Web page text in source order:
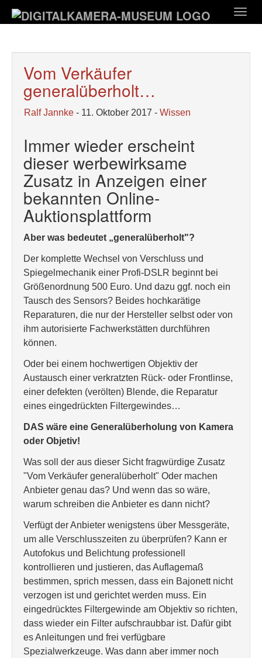
Hauptinhalt
Vom Verkäufer
generalüberholt…
Ralf Jannke - 11. Oktober 2017 - Wissen
Immer wieder erscheint
dieser werbewirksame
Zusatz in Anzeigen einer
bekannten Online-
Auktionsplattform
Aber was bedeutet „generalüberholt"?
Der komplette Wechsel von Verschluss und
Spiegelmechanik einer Profi-DSLR beginnt bei
Größenordnung 500 Euro. Und dazu ggf. noch ein
Tausch des Sensors? Beides hochkarätige
Reparaturen, die nur der Hersteller selbst oder von
ihm autorisierte Fachwerkstätten durchführen
können.
Oder bei einem hochwertigen Objektiv der
Austausch einer verkratzten Rück- oder Frontlinse,
einer defekten (verölten) Blende, die Reparatur
eines eingedrückten Filtergewindes…
DAS wäre eine Generalüberholung von Kamera
oder Objetiv!
Was soll der aus dieser Sicht fragwürdige Zusatz
"Vom Verkäufer generalüberholt" Oder machen
Anbieter genau das? Und wenn das so wäre,
warum schreiben die Anbieter es dann nicht?
Verfügt der Anbieter wenigstens über Messgeräte,
um alle Verschlusszeiten zu überprüfen? Kann er
Autofokus und Belichtung professionell
kontrollieren und justieren, das Auflagemaß
bestimmen, sprich messen, dass ein Bajonett nicht
verzogen ist und gerichtet werden muss. Ein
eingedrücktes Filtergewinde am Objektiv so richten,
dass wieder ein Filter aufschraubbar ist. Dafür gibt
es Anleitungen und frei verfügbare
Spezialwerkzeuge. Was dann aber immer noch